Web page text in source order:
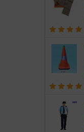
out of 5
out of 5